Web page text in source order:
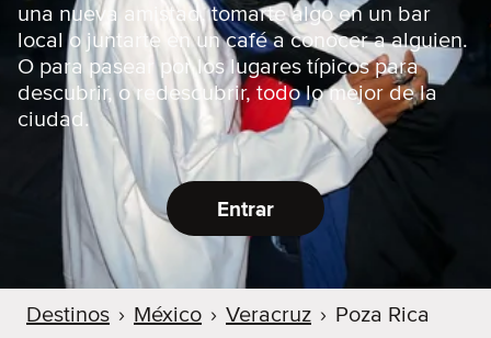
una nueva amistad, tomarte algo en un bar
local o juntarte en un café a conocer a alguien.
O para pasear por los lugares típicos para
descubrir, o redescubrir, todo lo mejor de la
ciudad.
Entrar
Destinos › México › Veracruz › Poza Rica